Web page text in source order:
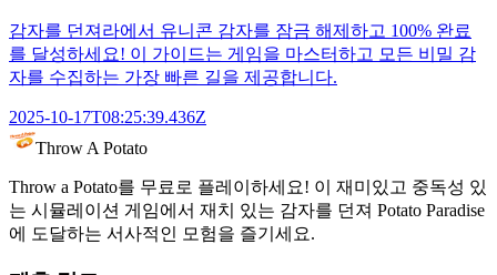
감자를 던져라에서 유니콘 감자를 잠금 해제하고 100% 완료
를 달성하세요! 이 가이드는 게임을 마스터하고 모든 비밀 감
자를 수집하는 가장 빠른 길을 제공합니다.
2025-10-17T08:25:39.436Z
Throw A Potato
Throw a Potato를 무료로 플레이하세요! 이 재미있고 중독성 있
는 시뮬레이션 게임에서 재치 있는 감자를 던져 Potato Paradise
에 도달하는 서사적인 모험을 즐기세요.